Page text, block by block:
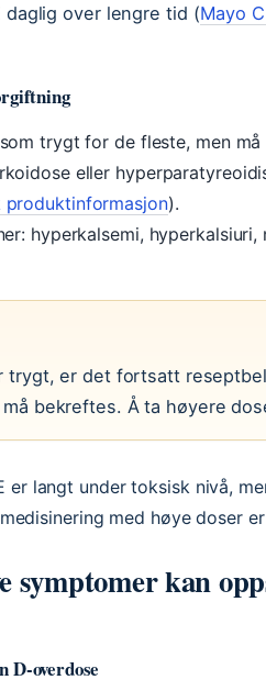
daglig over lengre tid (Mayo
trygt for de fleste, men
eller
produktinformasjon).
hyperkalsemi,
trygt, er det fortsatt
bekreftes. Å ta høyere
er langt under toksisk nivå,
med høye doser
symptomer kan
overdose